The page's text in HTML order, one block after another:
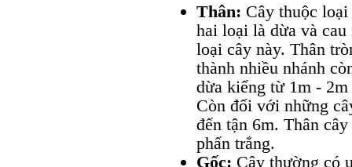
Thân: Cây thuộc
hai loại là dừa và
loại cây này. Thân
thành nhiều nhánh
dừa kiểng từ 1m -
Còn đối với những
đến tận 6m. Thân
phấn trắng.
Gốc: Cây thường có